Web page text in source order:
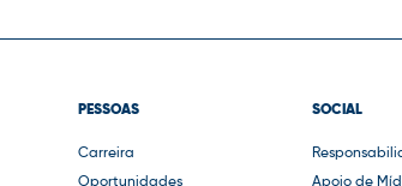
PESSOAS
Carreira
Oportunidades
SOCIAL
Apoio de